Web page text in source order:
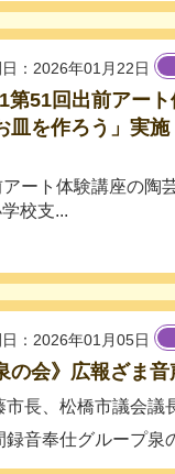
：2026年01月22日
第51回出前アー
皿を作ろう」実施
ート体験講座の陶
校支...
：2026年01月05日
の会》広報ざま
市長、松橋市議会議
録音奉仕グループ泉